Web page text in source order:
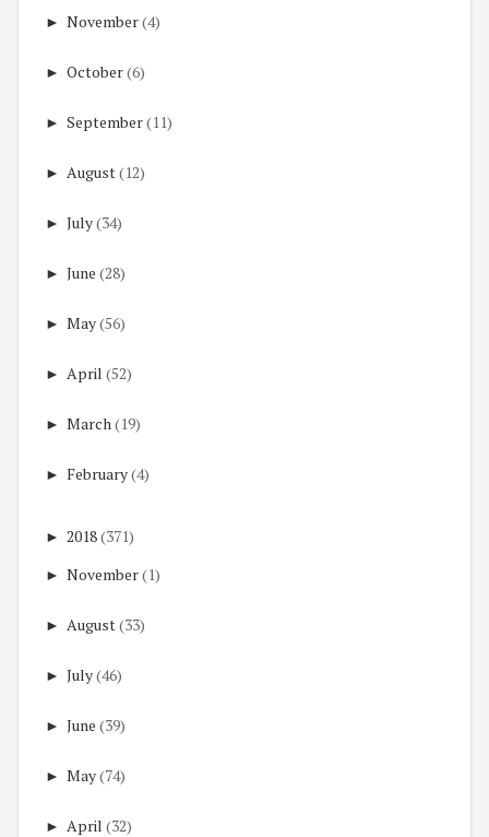
► November(4)
► October(6)
► September(11)
► August(12)
► July(34)
► June (28)
► May(56)
► April (52)
► March(19)
► February(4)
► 2018(371)
► November(1)
► August(33)
► July(46)
► June (39)
► May(74)
► April (32)